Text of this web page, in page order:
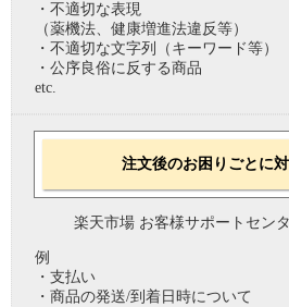
・不適切な表現
（薬機法、健康増進法違反等）
・不適切な文字列（キーワード等）
・公序良俗に反する商品
etc.
注文後のお困りごとに
楽天市場 お客様サポートセン
例
・支払い
・商品の発送/到着日時について